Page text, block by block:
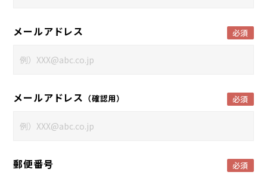
メールアドレス 必須
メールアドレス （確認用） 必須
郵便番号 必須